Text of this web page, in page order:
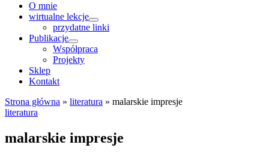
O mnie
wirtualne lekcje
przydatne linki
Publikacje
Współpraca
Projekty
Sklep
Kontakt
Strona główna » literatura » malarskie impresje
literatura
malarskie impresje